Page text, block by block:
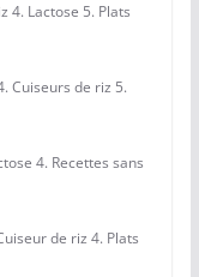
4. Lactose 5. Plats
Cuiseurs de riz 5.
4. Recettes sans
de riz 4. Plats